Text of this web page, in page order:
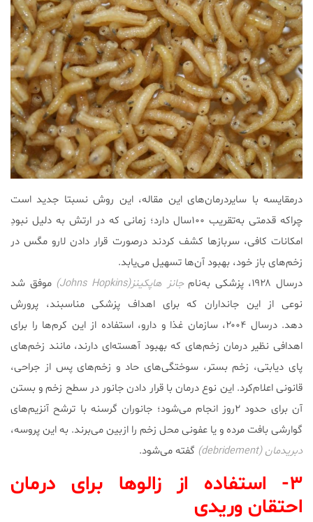
درمقایسه با سایردرمان‌های این مقاله، این روش نسبتا جدید است
چراکه قدمتی به‌تقریب ۱۰۰سال دارد؛ زمانی که در ارتش به دلیل نبودِ
امکانات کافی، سربازها کشف کردند درصورت قرار دادن لارو مگس در
زخم‌های باز خود، بهبود آن‌ها تسهیل می‌یابد.
درسال ۱۹۲۸، پزشکی به‌نام
جانز هاپکینز(Johns Hopkins)
موفق شد
نوعی از این جانداران که برای اهداف پزشکی مناسبند، پرورش
دهد. درسال ۲۰۰۴، سازمان غذا و دارو، استفاده از این کرم‌ها را برای
اهدافی نظیر درمان زخم‌های که بهبود آهسته‌ای دارند، مانند زخم‌های
پای دیابتی، زخم بستر، سوختگی‌های حاد و زخم‌های پس از جراحی،
قانونی اعلام‌کرد. این نوع درمان با قرار دادن جانور در سطح زخم و بستن
آن برای حدود ۲روز انجام می‌شود؛ جانوران گرسنه با ترشح آنزیم‌های
گوارشی بافت مرده و یا عفونی محل زخم‌ را ازبین می‌برند. به این پروسه،
دبریدمان (debridement)
گفته می‌شود.
۳- استفاده از زالوها برای درمان
احتقان وریدی